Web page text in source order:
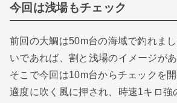
今回は浅場もチェック
前回の大鯛は50m台の海域で釣れま
いであれば、割と浅場のイメージがあ
そこで今回は10m台からチェックを開
適度に吹く風に押され、時速1キロ強